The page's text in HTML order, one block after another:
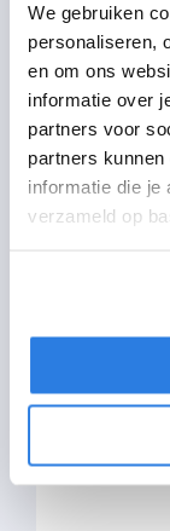
We gebruiken
personaliseren,
en om ons
informatie over
partners voor
partners
informatie die je
verzameld op
Ook is
de
10-